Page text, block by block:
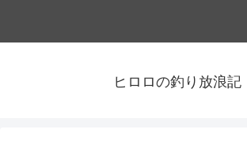
ヒロロの釣り放浪記